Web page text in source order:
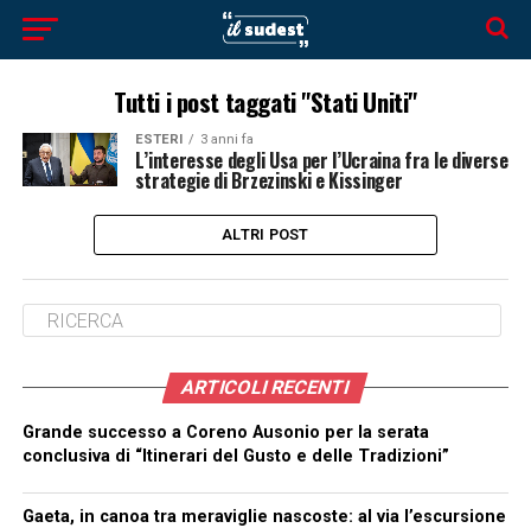
Tutti i post taggati "Stati Uniti"
ESTERI 3 anni fa
L’interesse degli Usa per l’Ucraina fra le diverse
strategie di Brzezinski e Kissinger
ALTRI POST
ARTICOLI RECENTI
Grande successo a Coreno Ausonio per la serata
conclusiva di “Itinerari del Gusto e delle Tradizioni”
Gaeta, in canoa tra meraviglie nascoste: al via l’escursione